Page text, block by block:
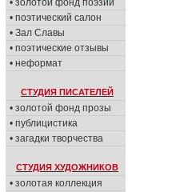
• золотой фонд поэзии
• поэтический салон
• Зал Славы
• поэтические отзывы
• неформат
СТУДИЯ ПИСАТЕЛЕЙ
• золотой фонд прозы
• публицистика
• загадки творчества
СТУДИЯ ХУДОЖНИКОВ
• золотая коллекция